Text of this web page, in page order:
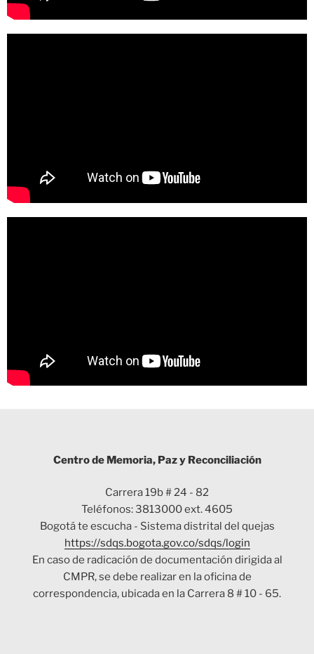
Centro de Memoria, Paz y Reconciliación
Carrera 19b # 24 - 82
Teléfonos: 3813000 ext. 4605
Bogotá te escucha - Sistema distrital del quejas
https://sdqs.bogota.gov.co/sdqs/login
En caso de radicación de documentación dirigida al
CMPR, se debe realizar en la oficina de
correspondencia, ubicada en la Carrera 8 # 10 - 65.